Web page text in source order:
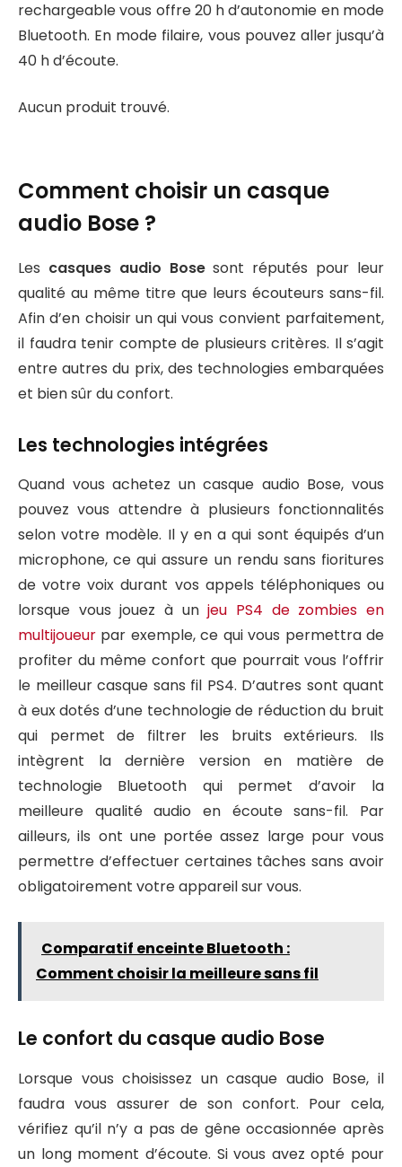
rechargeable vous offre 20 h d’autonomie en mode
Bluetooth. En mode filaire, vous pouvez aller jusqu’à
40 h d’écoute.
Aucun produit trouvé.
Comment choisir un casque
audio Bose ?
Les casques audio Bosesont réputés pour leur
qualité au même titre que leurs écouteurs sans-fil.
Afin d’en choisir un qui vous convient parfaitement,
il faudra tenir compte de plusieurs critères. Il s’agit
entre autres du prix, des technologies embarquées
et bien sûr du confort.
Les technologies intégrées
Quand vous achetez un casque audio Bose, vous
pouvez vous attendre à plusieurs fonctionnalités
selon votre modèle. Il y en a qui sont équipés d’un
microphone, ce qui assure un rendu sans fioritures
de votre voix durant vos appels téléphoniques ou
lorsque vous jouez à unjeu PS4 de zombies en
multijoueur par exemple, ce qui vous permettra de
profiter du même confort que pourrait vous l’offrir
le meilleur casque sans fil PS4. D’autres sont quant
à eux dotés d’une technologie de réduction du bruit
qui permet de filtrer les bruits extérieurs. Ils
intègrent la dernière version en matière de
technologie Bluetooth qui permet d’avoir la
meilleure qualité audio en écoute sans-fil. Par
ailleurs, ils ont une portée assez large pour vous
permettre d’effectuer certaines tâches sans avoir
obligatoirement votre appareil sur vous.
Comparatif enceinte Bluetooth :
Comment choisir la meilleure sans fil
Le confort du casque audio Bose
Lorsque vous choisissez un casque audio Bose, il
faudra vous assurer de son confort. Pour cela,
vérifiez qu’il n’y a pas de gêne occasionnée après
un long moment d’écoute. Si vous avez opté pour